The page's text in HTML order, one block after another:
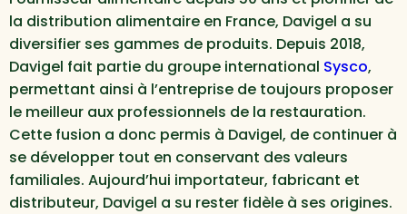
la distribution alimentaire en France, Davigel a su
diversifier ses gammes de produits. Depuis 2018,
Davigel fait partie du groupe international Sysco,
permettant ainsi à l’entreprise de toujours proposer
le meilleur aux professionnels de la restauration.
Cette fusion a donc permis à Davigel, de continuer à
se développer tout en conservant des valeurs
familiales. Aujourd’hui importateur, fabricant et
distributeur, Davigel a su rester fidèle à ses origines.